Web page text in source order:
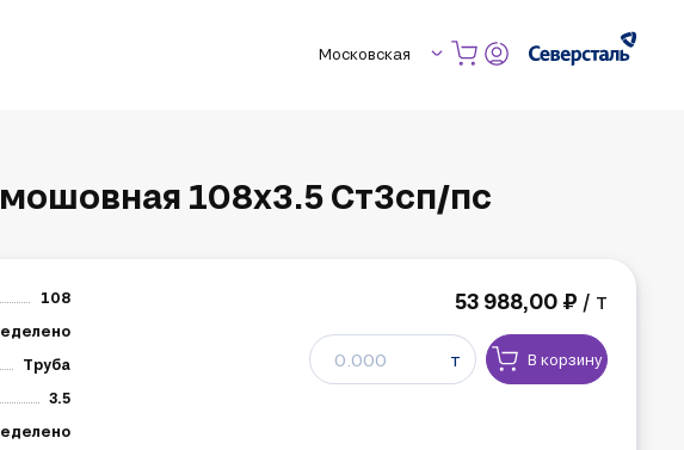
Московская
108х3.5 Ст3сп/пс
53 988,00 ₽ / т
т В корзину
108
Труба
3.5